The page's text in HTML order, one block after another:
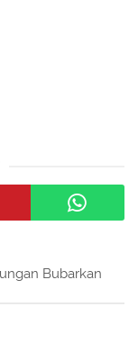
Bubarkan